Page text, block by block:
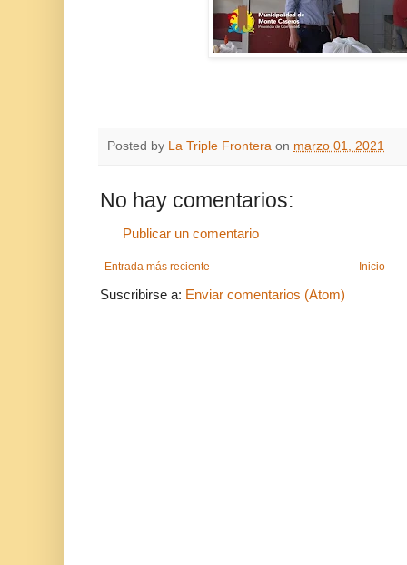
Posted by La Triple Frontera on marzo 01, 2021
No hay comentarios:
Publicar un comentario
Entrada más reciente Inicio
Suscribirse a: Enviar comentarios (Atom)